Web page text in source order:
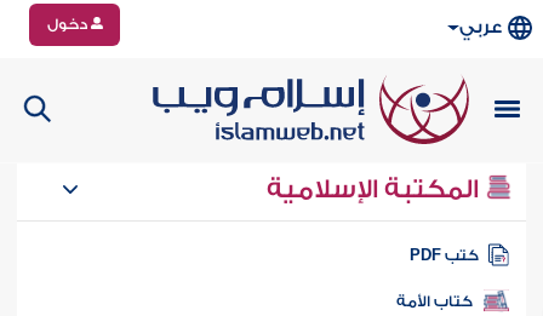
عربي دخول
المكتبة الإسلامية
كتب PDF